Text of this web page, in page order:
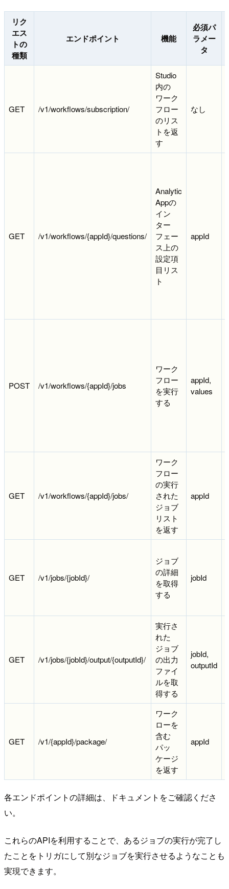
リク
エス
トの
種類
エンドポイント 機能
必須パ
ラメー
タ
GET /v1/workflows/subscription/
Studio
内の
ワーク
フロー
のリス
トを返
す
なし
GET /v1/workflows/{appId}/questions/
Analytic
Appの
イン
ター
フェー
ス上の
設定項
目リス
ト
appId
POST /v1/workflows/{appId}/jobs
ワーク
フロー
を実行
する
appId,
values
GET /v1/workflows/{appId}/jobs/
ワーク
フロー
の実行
された
ジョブ
リスト
を返す
appId
GET /v1/jobs/{jobId}/
ジョブ
の詳細
を取得
する
jobId
GET /v1/jobs/{jobId}/output/{outputId}/
実行さ
れた
ジョブ
の出力
ファイ
ルを取
得する
jobId,
outputId
GET /v1/{appId}/package/
ワーク
ローを
含む
パッ
ケージ
を返す
appId
各エンドポイントの詳細は、ドキュメントをご確認くださ
い。
これらのAPIを利用することで、あるジョブの実行が完了し
たことをトリガにして別なジョブを実行させるようなことも
実現できます。